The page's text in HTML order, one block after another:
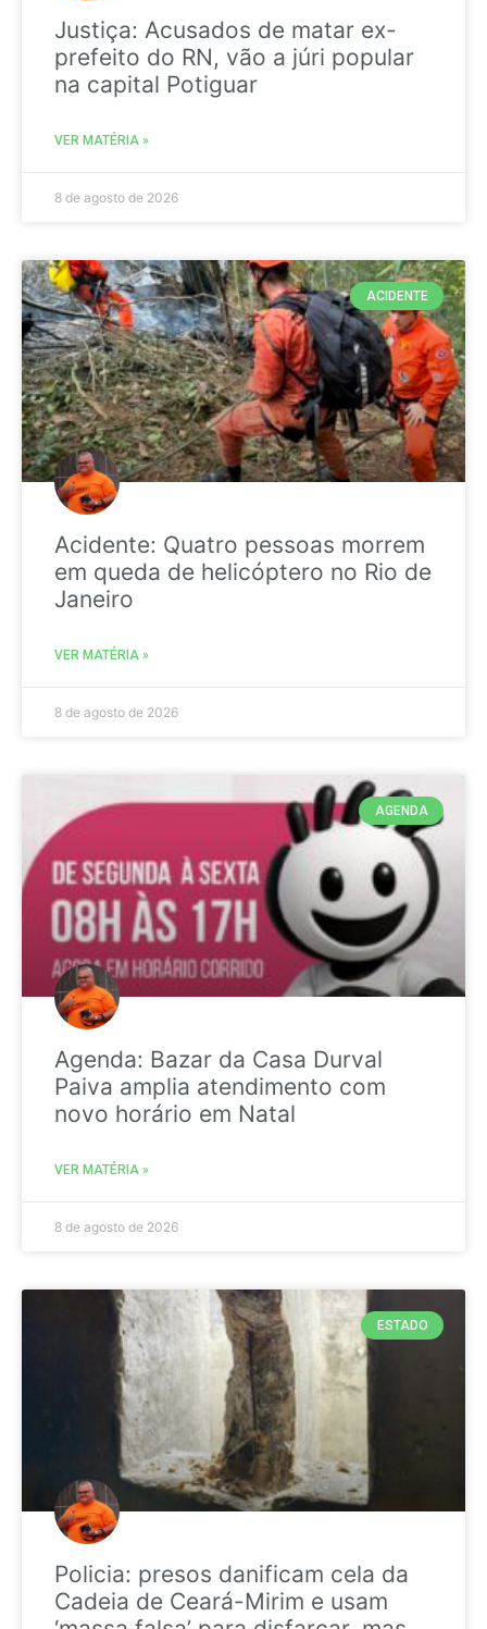
Justiça: Acusados de matar ex-
prefeito do RN, vão a júri popular
na capital Potiguar
VER MATÉRIA »
8 de agosto de 2026
ACIDENTE
Acidente: Quatro pessoas morrem
em queda de helicóptero no Rio de
Janeiro
VER MATÉRIA »
8 de agosto de 2026
AGENDA
Agenda: Bazar da Casa Durval
Paiva amplia atendimento com
novo horário em Natal
VER MATÉRIA »
8 de agosto de 2026
ESTADO
Policia: presos danificam cela da
Cadeia de Ceará-Mirim e usam